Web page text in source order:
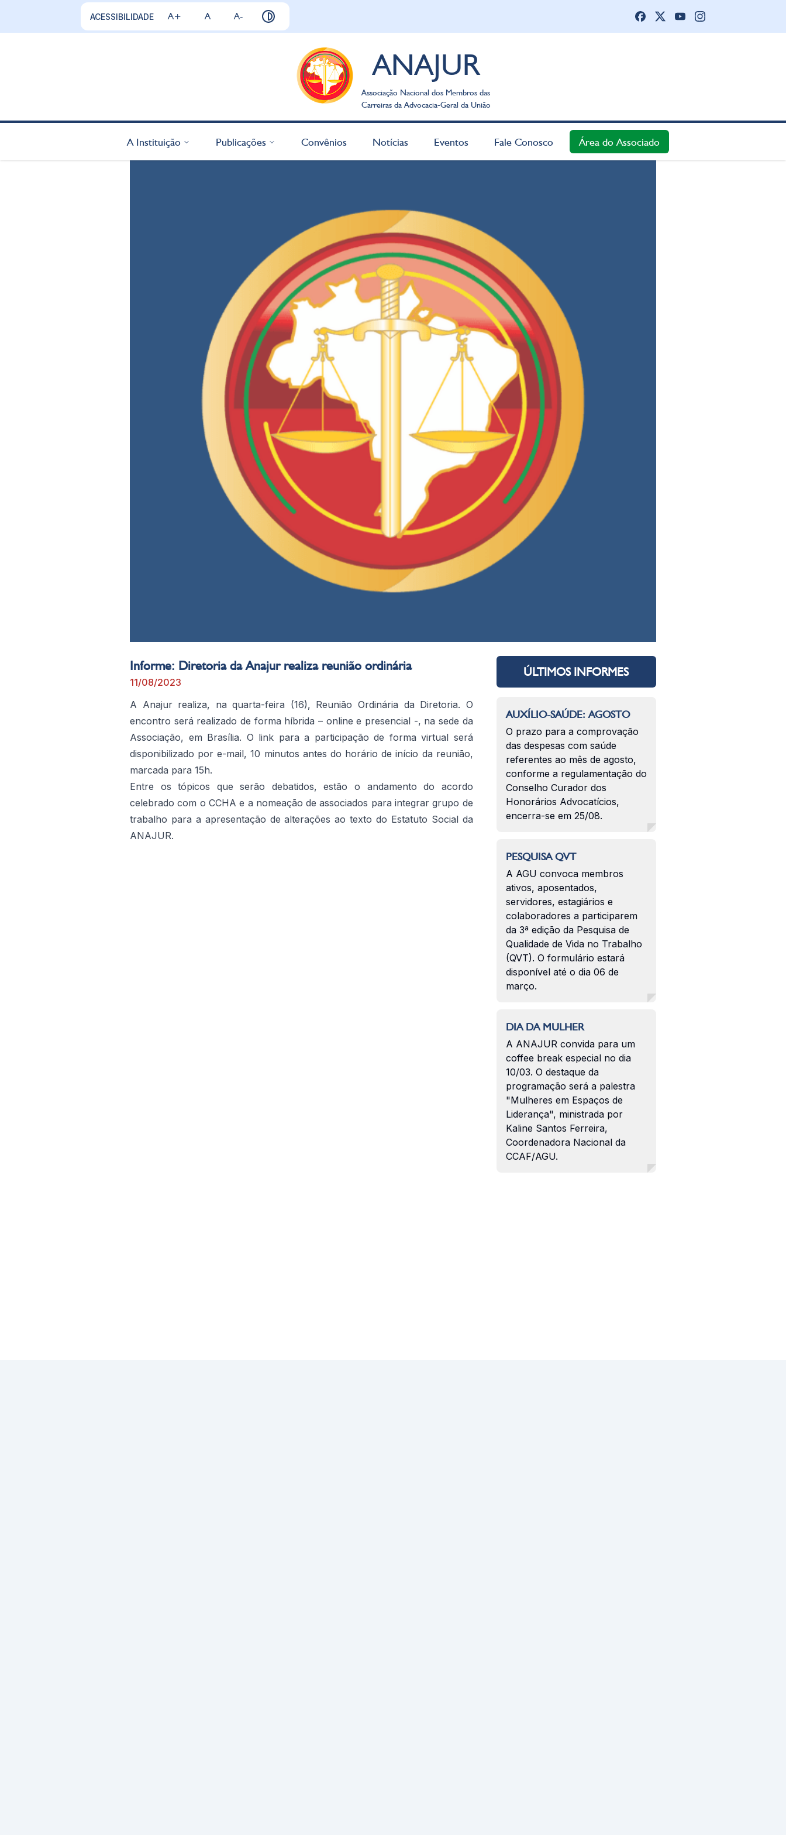
ACESSIBILIDADE A+ A A-
ANAJUR
Associação Nacional dos Membros das
Carreiras da Advocacia-Geral da União
A Instituição Publicações Convênios Notícias Eventos Fale Conosco Área do Associado
Informe: Diretoria da Anajur realiza reunião ordinária
11/08/2023
A Anajur realiza, na quarta-feira (16), Reunião Ordinária da Diretoria. O
encontro será realizado de forma híbrida – online e presencial -, na sede da
Associação, em Brasília. O link para a participação de forma virtual será
disponibilizado por e-mail, 10 minutos antes do horário de início da reunião,
marcada para 15h.
Entre os tópicos que serão debatidos, estão o andamento do acordo
celebrado com o CCHA e a nomeação de associados para integrar grupo de
trabalho para a apresentação de alterações ao texto do Estatuto Social da
ANAJUR.
ÚLTIMOS INFORMES
AUXÍLIO-SAÚDE: AGOSTO
O prazo para a comprovação
das despesas com saúde
referentes ao mês de agosto,
conforme a regulamentação do
Conselho Curador dos
Honorários Advocatícios,
encerra-se em 25/08.
PESQUISA QVT
A AGU convoca membros
ativos, aposentados,
servidores, estagiários e
colaboradores a participarem
da 3ª edição da Pesquisa de
Qualidade de Vida no Trabalho
(QVT). O formulário estará
disponível até o dia 06 de
março.
DIA DA MULHER
A ANAJUR convida para um
coffee break especial no dia
10/03. O destaque da
programação será a palestra
"Mulheres em Espaços de
Liderança", ministrada por
Kaline Santos Ferreira,
Coordenadora Nacional da
CCAF/AGU.